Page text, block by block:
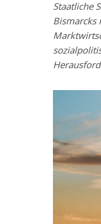
Staatliche
Bismarcks